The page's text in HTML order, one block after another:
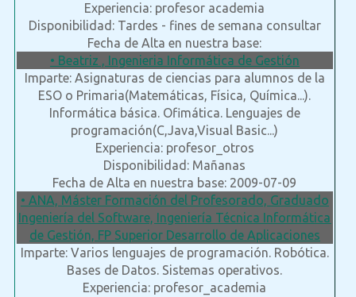
Experiencia: profesor academia
Disponibilidad: Tardes - fines de semana consultar
Fecha de Alta en nuestra base:
• Beatriz , Ingenieria Informática de Gestión
Imparte: Asignaturas de ciencias para alumnos de la
ESO o Primaria(Matemáticas, Física, Química...).
Informática básica. Ofimática. Lenguajes de
programación(C,Java,Visual Basic...)
Experiencia: profesor_otros
Disponibilidad: Mañanas
Fecha de Alta en nuestra base: 2009-07-09
• ANA, Máster Formación del Profesorado, Graduado
Ingeniería del Software, Ingeniería Técnica Informática
de Gestión, FP Superior Desarrollo de Aplicaciones
Imparte: Varios lenguajes de programación. Robótica.
Bases de Datos. Sistemas operativos.
Experiencia: profesor_academia